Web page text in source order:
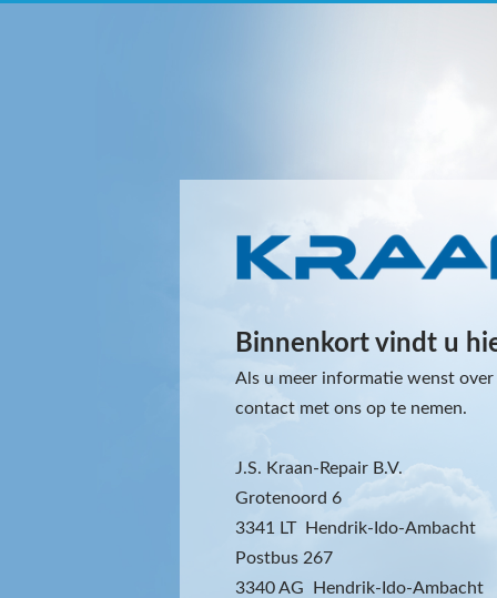
Binnenkort vindt u
Als u meer informatie wenst
contact met ons op te nemen.
J.S. Kraan-Repair B.V.
Grotenoord 6
3341 LT Hendrik-Ido-Ambacht
Postbus 267
3340 AG Hendrik-Ido-Ambacht